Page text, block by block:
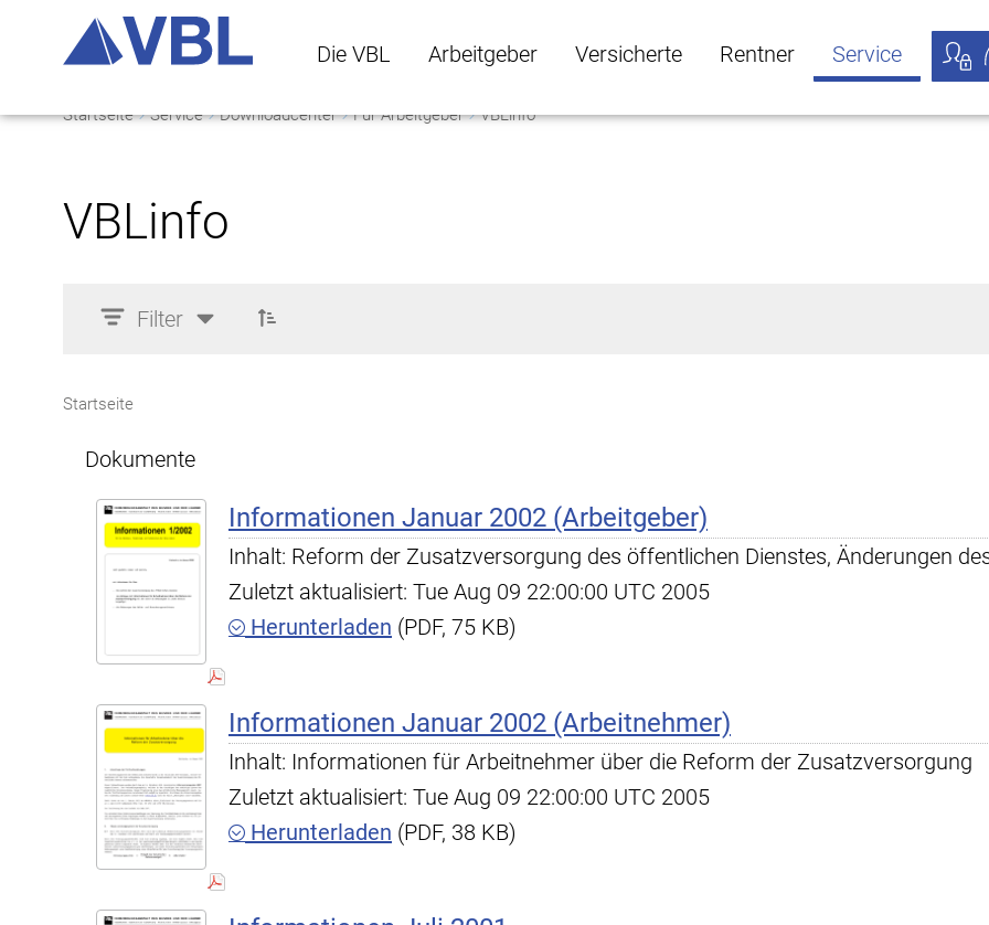
Die VBL
Die VBL Untermenü öffnen
Arbeitgeber
Arbeitgeber Untermenü öffnen
Versicherte Rentner Service
Startseite Service Downloadcenter Für Arbeitgeber VBLinfo
VBLinfo
Filter
Startseite
Dokumente
Informationen Januar 2002 (Arbeitgeber)
Inhalt: Reform der Zusatzversorgung des öffentlichen Dienstes, Änderungen
Zuletzt aktualisiert: Tue Aug 09 22:00:00 UTC 2005
Herunterladen (PDF, 75 KB)
Informationen Januar 2002 (Arbeitnehmer)
Inhalt: Informationen für Arbeitnehmer über die Reform der Zusatzversorgung
Zuletzt aktualisiert: Tue Aug 09 22:00:00 UTC 2005
Herunterladen (PDF, 38 KB)